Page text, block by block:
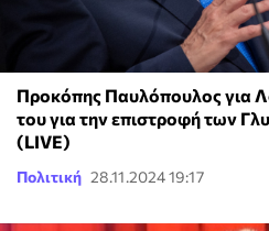
Προκόπης Παυλόπουλος για
του για την επιστροφή των
(LIVE)
Πολιτική 28.11.2024 19:17